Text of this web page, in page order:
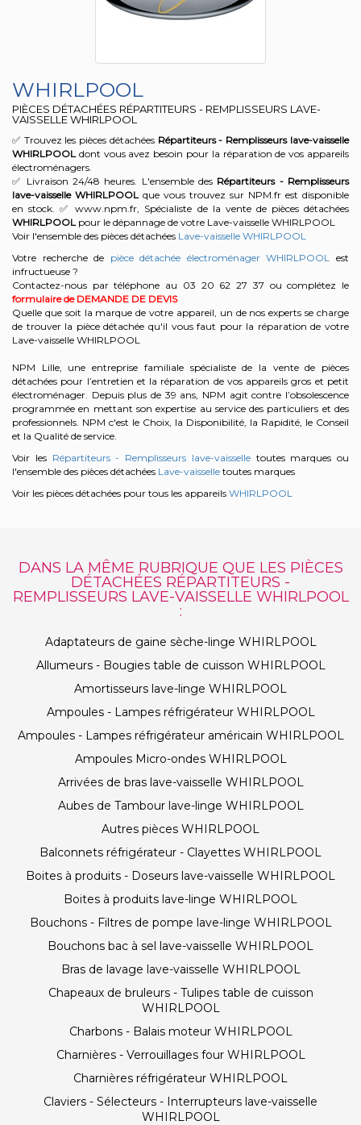
WHIRLPOOL
PIÈCES DÉTACHÉES RÉPARTITEURS - REMPLISSEURS LAVE-
VAISSELLE WHIRLPOOL
✅ Trouvez les pièces détachées Répartiteurs - Remplisseurs lave-vaisselle
WHIRLPOOLdont vous avez besoin pour la réparation de vos appareils
électroménagers.
✅ Livraison 24/48 heures. L'ensemble des Répartiteurs - Remplisseurs
lave-vaisselle WHIRLPOOLque vous trouvez sur NPM.fr est disponible
en stock. ✅ www.npm.fr, Spécialiste de la vente de pièces détachées
WHIRLPOOLpour le dépannage de votre Lave-vaisselle WHIRLPOOL
Voir l'ensemble des pièces détachées Lave-vaisselle WHIRLPOOL
Votre recherche de pièce détachée électroménager WHIRLPOOL est
infructueuse ?
Contactez-nous par téléphone au 03 20 62 27 37 ou complétez le
formulaire de DEMANDE DE DEVIS
Quelle que soit la marque de votre appareil, un de nos experts se charge
de trouver la pièce détachée qu'il vous faut pour la réparation de votre
Lave-vaisselle WHIRLPOOL
NPM Lille, une entreprise familiale spécialiste de la vente de pièces
détachées pour l’entretien et la réparation de vos appareils gros et petit
électroménager. Depuis plus de 39 ans, NPM agit contre l’obsolescence
programmée en mettant son expertise au service des particuliers et des
professionnels. NPM c'est le Choix, la Disponibilité, la Rapidité, le Conseil
et la Qualité de service.
Voir les Répartiteurs - Remplisseurs lave-vaisselletoutes marques ou
l'ensemble des pièces détachées Lave-vaisselle toutes marques
Voir les pièces détachées pour tous les appareils WHIRLPOOL
DANS LA MÊME RUBRIQUE QUE LES PIÈCES
DÉTACHÉES RÉPARTITEURS -
REMPLISSEURS LAVE-VAISSELLE WHIRLPOOL
:
Adaptateurs de gaine sèche-linge WHIRLPOOL
Allumeurs - Bougies table de cuisson WHIRLPOOL
Amortisseurs lave-linge WHIRLPOOL
Ampoules - Lampes réfrigérateur WHIRLPOOL
Ampoules - Lampes réfrigérateur américain WHIRLPOOL
Ampoules Micro-ondes WHIRLPOOL
Arrivées de bras lave-vaisselle WHIRLPOOL
Aubes de Tambour lave-linge WHIRLPOOL
Autres pièces WHIRLPOOL
Balconnets réfrigérateur - Clayettes WHIRLPOOL
Boites à produits - Doseurs lave-vaisselle WHIRLPOOL
Boites à produits lave-linge WHIRLPOOL
Bouchons - Filtres de pompe lave-linge WHIRLPOOL
Bouchons bac à sel lave-vaisselle WHIRLPOOL
Bras de lavage lave-vaisselle WHIRLPOOL
Chapeaux de bruleurs - Tulipes table de cuisson
WHIRLPOOL
Charbons - Balais moteur WHIRLPOOL
Charnières - Verrouillages four WHIRLPOOL
Charnières réfrigérateur WHIRLPOOL
Claviers - Sélecteurs - Interrupteurs lave-vaisselle
WHIRLPOOL